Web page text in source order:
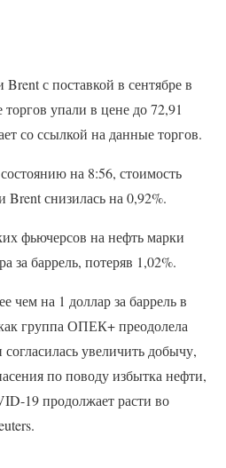
с поставкой в сентябре в
упали в цене до 72,91
со ссылкой на данные торгов.
на 8:56, стоимость
снизилась на 0,92%.
фьючерсов на нефть марки
за баррель, потеряв 1,02%.
чем на 1 доллар за баррель в
группа ОПЕК+ преодолела
увеличить добычу,
по поводу избытка нефти,
19 продолжает расти во